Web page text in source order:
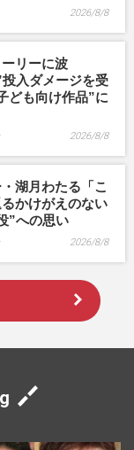
2026/8/8
ーリーに波
入ダメージを受
ども向け作品”に
2026/8/8
湖月わたる「こ
かけがえのない
”への思い
2026/8/8